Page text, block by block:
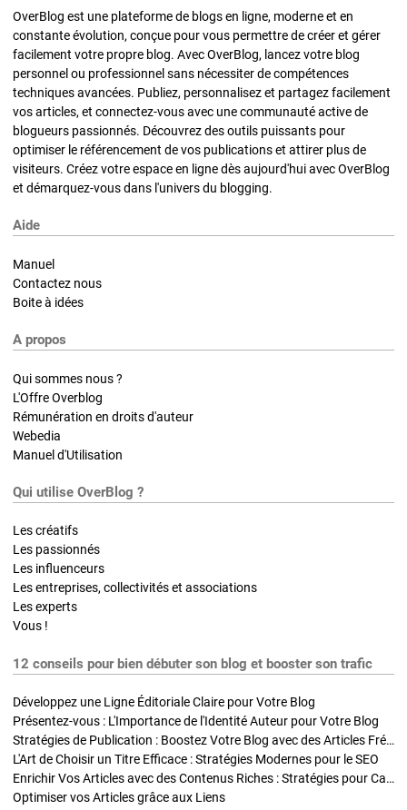
OverBlog est une plateforme de blogs en ligne, moderne et en
constante évolution, conçue pour vous permettre de créer et gérer
facilement votre propre blog. Avec OverBlog, lancez votre blog
personnel ou professionnel sans nécessiter de compétences
techniques avancées. Publiez, personnalisez et partagez facilement
vos articles, et connectez-vous avec une communauté active de
blogueurs passionnés. Découvrez des outils puissants pour
optimiser le référencement de vos publications et attirer plus de
visiteurs. Créez votre espace en ligne dès aujourd'hui avec OverBlog
et démarquez-vous dans l'univers du blogging.
Aide
Manuel
Contactez nous
Boite à idées
A propos
Qui sommes nous ?
L'Offre Overblog
Rémunération en droits d'auteur
Webedia
Manuel d'Utilisation
Qui utilise OverBlog ?
Les créatifs
Les passionnés
Les influenceurs
Les entreprises, collectivités et associations
Les experts
Vous !
12 conseils pour bien débuter son blog et booster son trafic
Développez une Ligne Éditoriale Claire pour Votre Blog
Présentez-vous : L'Importance de l'Identité Auteur pour Votre Blog
Stratégies de Publication : Boostez Votre Blog avec des Articles Fréquents et Exclusifs
L'Art de Choisir un Titre Efficace : Stratégies Modernes pour le SEO
Enrichir Vos Articles avec des Contenus Riches : Stratégies pour Captiver et Optimiser
Optimiser vos Articles grâce aux Liens